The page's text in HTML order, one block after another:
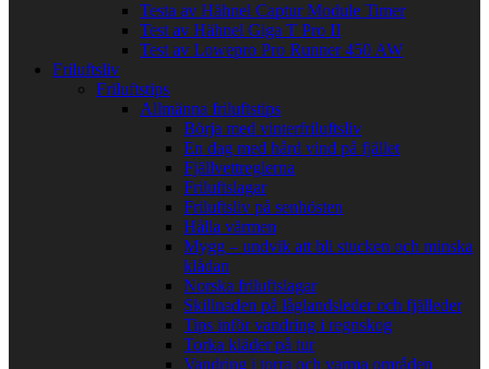
Testa av Hähnel Captur Module Timer
Test av Hähnel Giga T Pro II
Test av Lowepro Pro Runner 450 AW
Friluftsliv
Friluftstips
Allmänna friluftstips
Börja med vinterfriluftsliv
En dag med hård vind på fjället
Fjällvettreglerna
Friluftslagar
Friluftsliv på senhösten
Hålla värmen
Mygg – undvik att bli stucken och minska
klådan
Norska friluftslagar
Skillnaden på låglandsleder och fjälleder
Tips inför vandring i regnskog
Torka kläder på tur
Vandring i torra och varma områden